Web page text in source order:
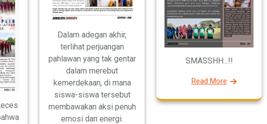
Dalam adegan akhir,
terlihat perjuangan
pahlawan yang tak gentar
dalam merebut
kemerdekaan, di mana
siswa-siswa tersebut
membawakan aksi penuh
emosi dan energi.
SMASSHH...!!
Read More